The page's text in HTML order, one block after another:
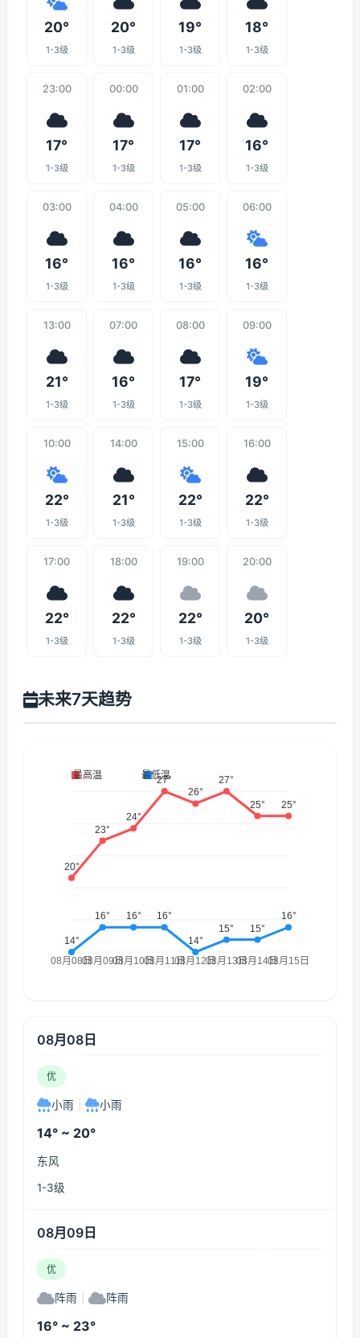
20°
1-3级
20°
1-3级
19°
1-3级
18°
1-3级
23:00
17°
1-3级
00:00
17°
1-3级
01:00
17°
1-3级
02:00
16°
1-3级
03:00
16°
1-3级
04:00
16°
1-3级
05:00
16°
1-3级
06:00
16°
1-3级
13:00
21°
1-3级
07:00
16°
1-3级
08:00
17°
1-3级
09:00
19°
1-3级
10:00
22°
1-3级
14:00
21°
1-3级
15:00
22°
1-3级
16:00
22°
1-3级
17:00
22°
1-3级
18:00
22°
1-3级
19:00
22°
1-3级
20:00
20°
1-3级
未来7天趋势
08月08日
优
小雨 小雨
14° ~ 20°
东风
1-3级
08月09日
优
阵雨 阵雨
16° ~ 23°